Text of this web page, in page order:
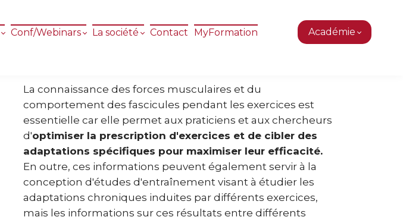
Conf/Webinars La société Contact MyFormation Académie
La connaissance des forces musculaires et du
comportement des fascicules pendant les exercices est
essentielle car elle permet aux praticiens et aux chercheurs
d'optimiser la prescription d'exercices et de cibler des
adaptations spécifiques pour maximiser leur efficacité.
En outre, ces informations peuvent également servir à la
conception d'études d'entraînement visant à étudier les
adaptations chroniques induites par différents exercices,
mais les informations sur ces résultats entre différents